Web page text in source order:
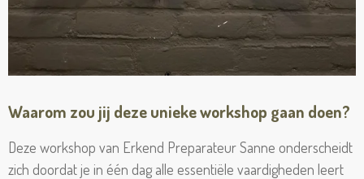
Waarom zou jij deze unieke workshop gaan doen?
Deze workshop van Erkend Preparateur Sanne onderscheidt
zich doordat je in één dag alle essentiële vaardigheden leert